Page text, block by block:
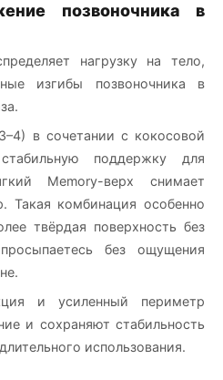
позвоночника в
нагрузку на тело,
изгибы позвоночника в
в сочетании с кокосовой
поддержку для
Memory-верх снимает
Такая комбинация особенно
твёрдая поверхность без
без ощущения
и усиленный периметр
и сохраняют стабильность
использования.